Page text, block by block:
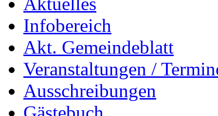
Infobereich
Akt. Gemeindeblatt
Veranstaltungen /
Ausschreibungen